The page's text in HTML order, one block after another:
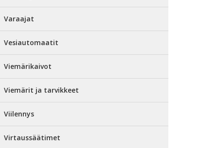
Varaajat
Vesiautomaatit
Viemärikaivot
Viemärit ja tarvikkeet
Viilennys
Virtaussäätimet